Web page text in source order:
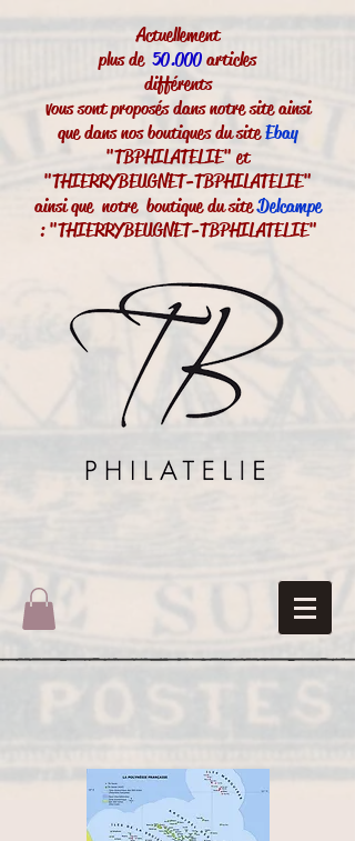
Actuellement
plus de50.000articles
différents
vous sont proposés dans notre site ainsi
que dans nos boutiques du siteEbay
"TBPHILATELIE" et
"THIERRYBEUGNET-TBPHILATELIE"
ainsi que notre boutique du siteDelcampe
: "THIERRYBEUGNET-TBPHILATELIE"